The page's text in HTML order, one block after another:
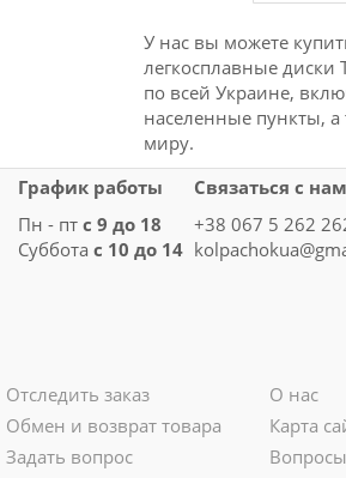
У нас вы можете
легкосплавные диски
по всей Украине,
населенные пункты, а
миру.
График работы
Пн - пт с 9 до 18
Суббота с 10 до 14
Связаться с
+38 067 5 262
Отследить заказ
Обмен и возврат товара
Задать вопрос
О нас
Карта